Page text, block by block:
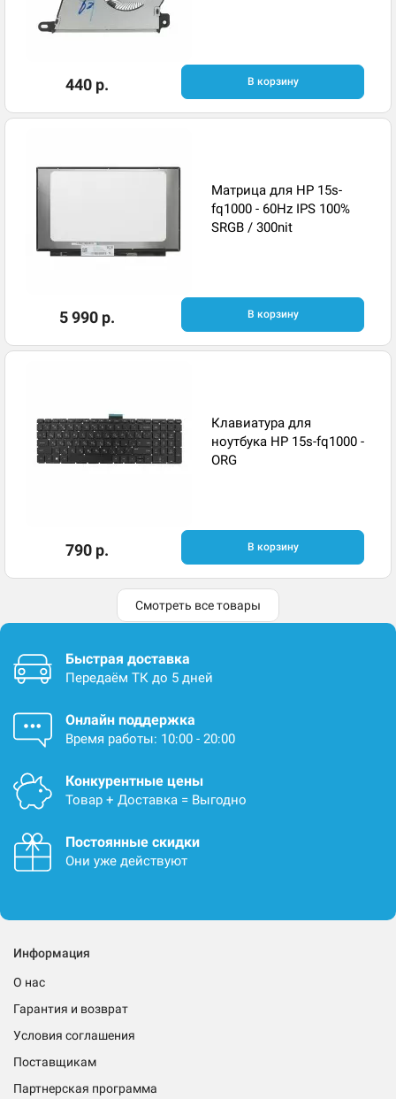
440 р. В корзину
Матрица для HP 15s-
fq1000 - 60Hz IPS 100%
SRGB / 300nit
5 990 р. В корзину
Клавиатура для
ноутбука HP 15s-fq1000 -
ORG
790 р. В корзину
Смотреть все товары
Быстрая доставка
Передаём ТК до 5 дней
Онлайн поддержка
Время работы: 10:00 - 20:00
Конкурентные цены
Товар + Доставка = Выгодно
Постоянные скидки
Они уже действуют
Информация
О нас
Гарантия и возврат
Условия соглашения
Поставщикам
Партнерская программа